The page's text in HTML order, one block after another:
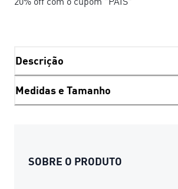
Descrição
Medidas e Tamanho
SOBRE O PRODUTO